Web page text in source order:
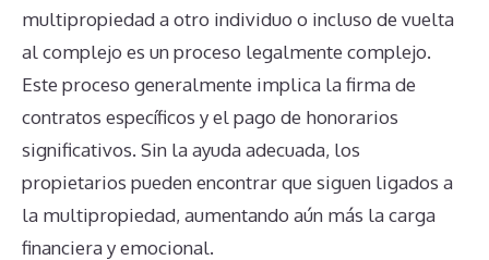
multipropiedad a otro individuo o incluso de vuelta
al complejo es un proceso legalmente complejo.
Este proceso generalmente implica la firma de
contratos específicos y el pago de honorarios
significativos. Sin la ayuda adecuada, los
propietarios pueden encontrar que siguen ligados a
la multipropiedad, aumentando aún más la carga
financiera y emocional.